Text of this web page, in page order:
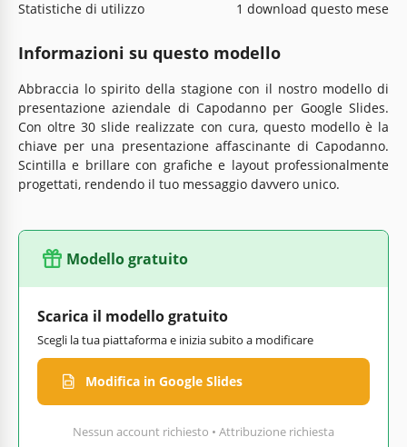
Statistiche di utilizzo
1 download questo mese
Informazioni su questo modello
Abbraccia lo spirito della stagione con il nostro modello di
presentazione aziendale di Capodanno per Google Slides.
Con oltre 30 slide realizzate con cura, questo modello è la
chiave per una presentazione affascinante di Capodanno.
Scintilla e brillare con grafiche e layout professionalmente
progettati, rendendo il tuo messaggio davvero unico.
Modello gratuito
Scarica il modello gratuito
Scegli la tua piattaforma e inizia subito a modificare
Modifica in Google Slides
Nessun account richiesto • Attribuzione richiesta